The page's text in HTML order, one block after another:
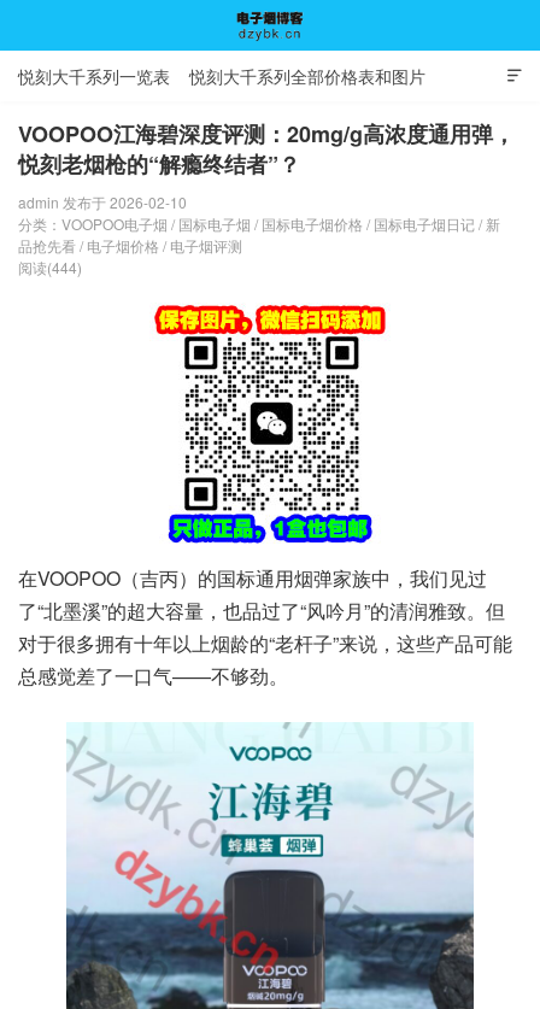

悦刻大千系列一览表 悦刻大千系列全部价格表和图片
VOOPOO江海碧深度评测：20mg/g高浓度通用弹，
悦刻老烟枪的“解瘾终结者”？
admin 发布于 2026-02-10
分类： VOOPOO电子烟 / 国标电子烟 / 国标电子烟价格 / 国标电子烟日记/ 新
品抢先看/ 电子烟价格 / 电子烟评测
阅读(444)
在VOOPOO（吉丙）的国标通用烟弹家族中，我们见过
了“北墨溪”的超大容量，也品过了“风吟月”的清润雅致。但
对于很多拥有十年以上烟龄的“老杆子”来说，这些产品可能
总感觉差了一口气——不够劲。